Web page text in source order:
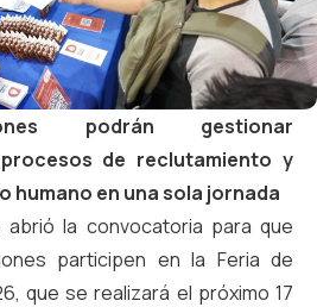
podrán gestionar
de reclutamiento y
en una sola jornada
abrió la convocatoria para que
participen en la Feria de
que se realizará el próximo 17